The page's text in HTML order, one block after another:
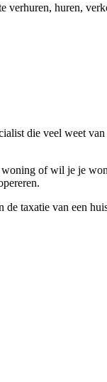
verhuren, huren,
die veel weet
of wil je je
de taxatie van een